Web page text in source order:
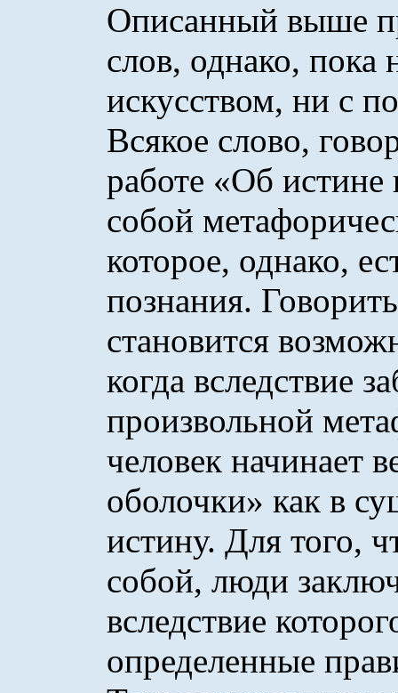
Описанный выше
слов, однако, пока
искусством, ни с
Всякое слово,
работе «Об истине
собой
которое, однако,
познания.
становится
когда вследствие
произвольной
человек начинает
оболочки» как в
истину. Для того,
собой, люди
вследствие
определенные